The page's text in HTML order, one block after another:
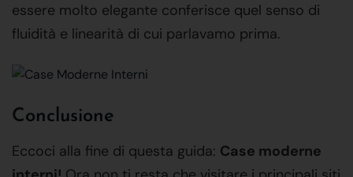
essere molto elegante conferisce quel senso di
fluidità e linearità di cui parlavamo prima.
Conclusione
Eccoci alla fine di questa guida: Case moderne